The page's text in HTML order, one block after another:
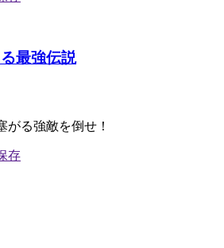
最強伝説
がる強敵を倒せ！